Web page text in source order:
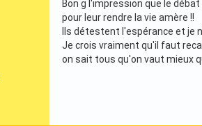
Bon g l'impression que le
pour leur rendre la vie amère !!
Ils détestent l'espérance et je
Je crois vraiment qu'il faut
on sait tous qu'on vaut mieux